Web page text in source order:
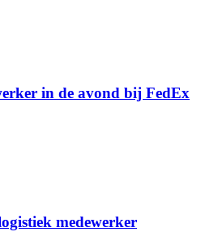
in de avond bij FedEx
medewerker